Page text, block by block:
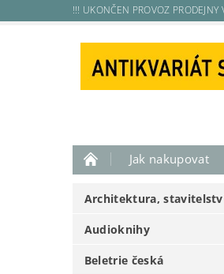
!!! UKONČEN PROVOZ
Jak nakupovat
Architektura,
Audioknihy
Beletrie česká